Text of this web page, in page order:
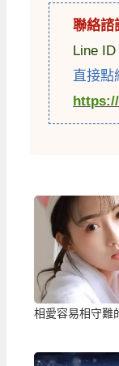
聯絡諮
Line ID
直接點
相愛容易相守難